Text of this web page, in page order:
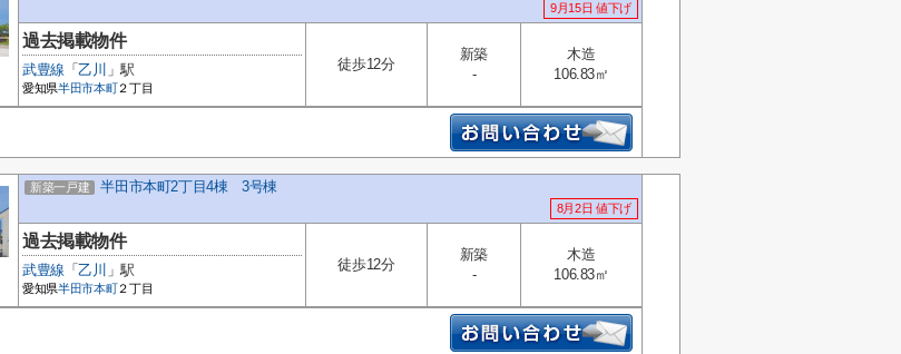
9月15日 値下げ
過去掲載物件
武豊線 「乙川 」駅
愛知県半田市本町 ２丁目
徒歩12分
新築
-
木造
106.83㎡
新築一戸建 半田市本町2丁目4棟 3号棟
8月2日 値下げ
過去掲載物件
武豊線 「乙川 」駅
愛知県半田市本町 ２丁目
徒歩12分
新築
-
木造
106.83㎡